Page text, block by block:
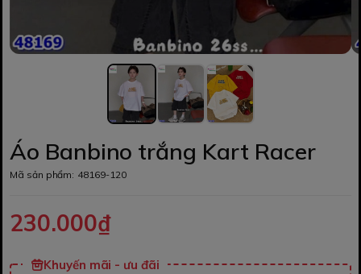
Áo Banbino trắng Kart Racer
Mã sản phẩm: 48169-120
230.000₫
Khuyến mãi - ưu đãi